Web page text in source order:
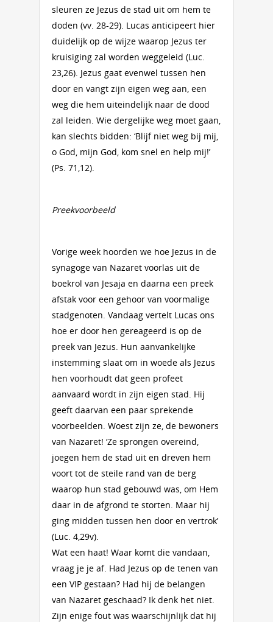
sleuren ze Jezus de stad uit om hem te
doden (vv. 28-29). Lucas anticipeert hier
duidelijk op de wijze waarop Jezus ter
kruisiging zal worden weggeleid (Luc.
23,26). Jezus gaat evenwel tussen hen
door en vangt zijn eigen weg aan, een
weg die hem uiteindelijk naar de dood
zal leiden. Wie dergelijke weg moet gaan,
kan slechts bidden: ‘Blijf niet weg bij mij,
o God, mijn God, kom snel en help mij!’
(Ps. 71,12).
Preekvoorbeeld
Vorige week hoorden we hoe Jezus in de
synagoge van Nazaret voorlas uit de
boekrol van Jesaja en daarna een preek
afstak voor een gehoor van voormalige
stadgenoten. Vandaag vertelt Lucas ons
hoe er door hen gereageerd is op de
preek van Jezus. Hun aanvankelijke
instemming slaat om in woede als Jezus
hen voorhoudt dat geen profeet
aanvaard wordt in zijn eigen stad. Hij
geeft daarvan een paar sprekende
voorbeelden. Woest zijn ze, de bewoners
van Nazaret! ‘Ze sprongen overeind,
joegen hem de stad uit en dreven hem
voort tot de steile rand van de berg
waarop hun stad gebouwd was, om Hem
daar in de afgrond te storten. Maar hij
ging midden tussen hen door en vertrok’
(Luc. 4,29v).
Wat een haat! Waar komt die vandaan,
vraag je je af. Had Jezus op de tenen van
een VIP gestaan? Had hij de belangen
van Nazaret geschaad? Ik denk het niet.
Zijn enige fout was waarschijnlijk dat hij